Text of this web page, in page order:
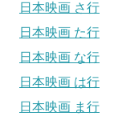
日本映画 さ行
日本映画 た行
日本映画 な行
日本映画 は行
日本映画 ま行